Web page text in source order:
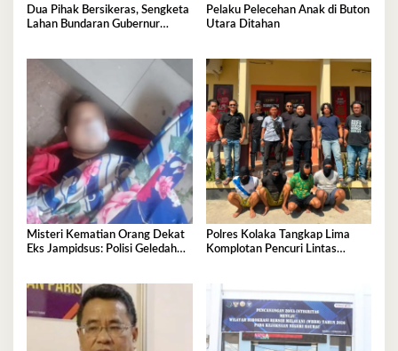
Dua Pihak Bersikeras, Sengketa
Lahan Bundaran Gubernur
Pelaku Pelecehan Anak di Buton
Utara Ditahan
Misteri Kematian Orang Dekat
Eks Jampidsus: Polisi Geledah
Polres Kolaka Tangkap Lima
Komplotan Pencuri Lintas